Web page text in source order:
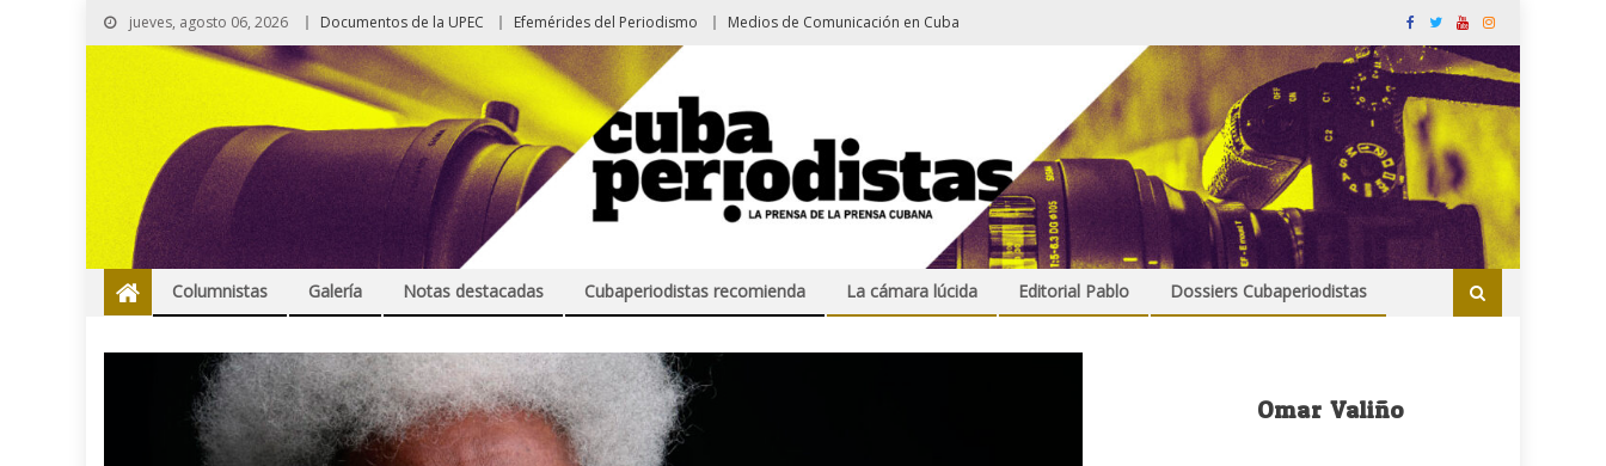
jueves, agosto 06, 2026 Documentos de la UPEC Efemérides del Periodismo Medios de Comunicación en Cuba
Columnistas Galería Notas destacadas Cubaperiodistas recomienda La cámara lúcida Editorial Pablo Dossiers Cubaperiodistas
Omar Valiño